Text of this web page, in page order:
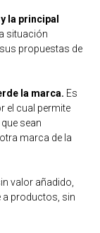
la principal
situación
propuestas de
la marca. Es
el cual permite
sean
marca de la
valor añadido,
a productos, sin